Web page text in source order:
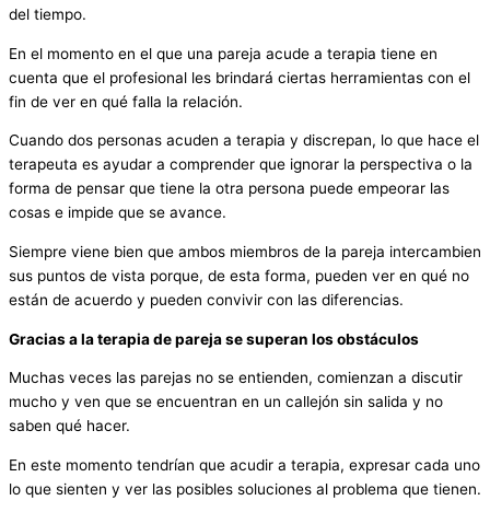
del tiempo.
En el momento en el que una pareja acude a terapia tiene en
cuenta que el profesional les brindará ciertas herramientas con el
fin de ver en qué falla la relación.
Cuando dos personas acuden a terapia y discrepan, lo que hace el
terapeuta es ayudar a comprender que ignorar la perspectiva o la
forma de pensar que tiene la otra persona puede empeorar las
cosas e impide que se avance.
Siempre viene bien que ambos miembros de la pareja intercambien
sus puntos de vista porque, de esta forma, pueden ver en qué no
están de acuerdo y pueden convivir con las diferencias.
Gracias a la terapia de pareja se superan los obstáculos
Muchas veces las parejas no se entienden, comienzan a discutir
mucho y ven que se encuentran en un callejón sin salida y no
saben qué hacer.
En este momento tendrían que acudir a terapia, expresar cada uno
lo que sienten y ver las posibles soluciones al problema que tienen.